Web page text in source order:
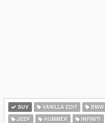
SUV VANILLA EDIT BMW
JEEP
HUMMER INFINITI